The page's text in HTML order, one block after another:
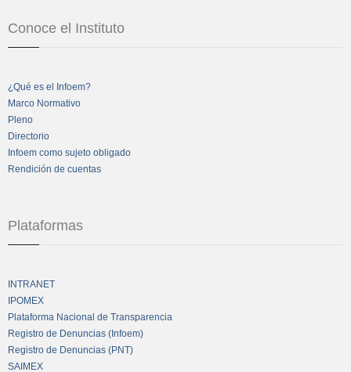
Conoce el Instituto
¿Qué es el Infoem?
Marco Normativo
Pleno
Directorio
Infoem como sujeto obligado
Rendición de cuentas
Plataformas
INTRANET
IPOMEX
Plataforma Nacional de Transparencia
Registro de Denuncias (Infoem)
Registro de Denuncias (PNT)
SAIMEX